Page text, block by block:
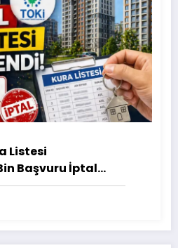
Listesi
Başvuru İptal